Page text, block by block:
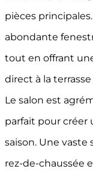
pièces
abondante
tout en offrant
direct à la
Le salon est
parfait pour
saison. Une vaste
rez-de-chaussée